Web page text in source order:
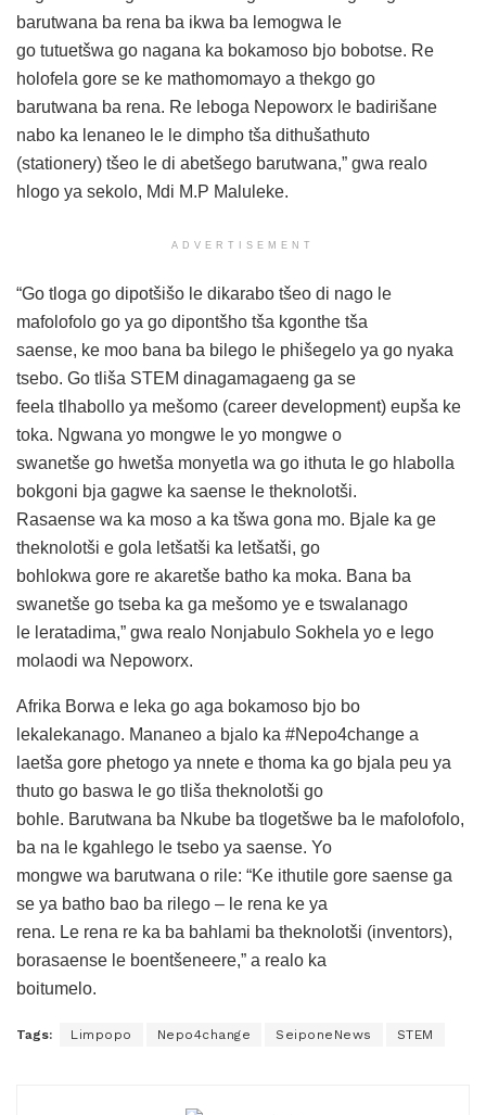
barutwana ba rena ba ikwa ba lemogwa le
go tutuetšwa go nagana ka bokamoso bjo bobotse. Re
holofela gore se ke mathomomayo a thekgo go
barutwana ba rena. Re leboga Nepoworx le badirišane
nabo ka lenaneo le le dimpho tša dithušathuto
(stationery) tšeo le di abetšego barutwana,” gwa realo
hlogo ya sekolo, Mdi M.P Maluleke.
ADVERTISEMENT
“Go tloga go dipotšišo le dikarabo tšeo di nago le
mafolofolo go ya go dipontšho tša kgonthe tša
saense, ke moo bana ba bilego le phišegelo ya go nyaka
tsebo. Go tliša STEM dinagamagaeng ga se
feela tlhabollo ya mešomo (career development) eupša ke
toka. Ngwana yo mongwe le yo mongwe o
swanetše go hwetša monyetla wa go ithuta le go hlabolla
bokgoni bja gagwe ka saense le theknolotši.
Rasaense wa ka moso a ka tšwa gona mo. Bjale ka ge
theknolotši e gola letšatši ka letšatši, go
bohlokwa gore re akaretše batho ka moka. Bana ba
swanetše go tseba ka ga mešomo ye e tswalanago
le leratadima,” gwa realo Nonjabulo Sokhela yo e lego
molaodi wa Nepoworx.
Afrika Borwa e leka go aga bokamoso bjo bo
lekalekanago. Mananeo a bjalo ka #Nepo4change a
laetša gore phetogo ya nnete e thoma ka go bjala peu ya
thuto go baswa le go tliša theknolotši go
bohle. Barutwana ba Nkube ba tlogetšwe ba le mafolofolo,
ba na le kgahlego le tsebo ya saense. Yo
mongwe wa barutwana o rile: “Ke ithutile gore saense ga
se ya batho bao ba rilego – le rena ke ya
rena. Le rena re ka ba bahlami ba theknolotši (inventors),
borasaense le boentšeneere,” a realo ka
boitumelo.
Tags: Limpopo Nepo4change SeiponeNews STEM